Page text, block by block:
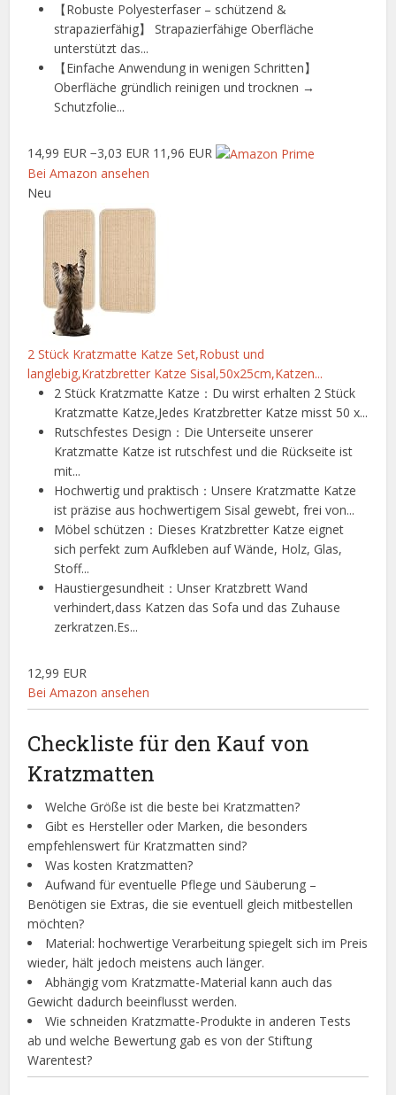
【Robuste Polyesterfaser – schützend &
strapazierfähig】 Strapazierfähige Oberfläche
unterstützt das...
【Einfache Anwendung in wenigen Schritten】
Oberfläche gründlich reinigen und trocknen →
Schutzfolie...
14,99 EUR −3,03 EUR 11,96 EUR
Bei Amazon ansehen
Neu
2 Stück Kratzmatte Katze Set,Robust und
langlebig,Kratzbretter Katze Sisal,50x25cm,Katzen...
2 Stück Kratzmatte Katze：Du wirst erhalten 2 Stück
Kratzmatte Katze,Jedes Kratzbretter Katze misst 50 x...
Rutschfestes Design：Die Unterseite unserer
Kratzmatte Katze ist rutschfest und die Rückseite ist
mit...
Hochwertig und praktisch：Unsere Kratzmatte Katze
ist präzise aus hochwertigem Sisal gewebt, frei von...
Möbel schützen：Dieses Kratzbretter Katze eignet
sich perfekt zum Aufkleben auf Wände, Holz, Glas,
Stoff...
Haustiergesundheit：Unser Kratzbrett Wand
verhindert,dass Katzen das Sofa und das Zuhause
zerkratzen.Es...
12,99 EUR
Bei Amazon ansehen
Checkliste für den Kauf von
Kratzmatten
Welche Größe ist die beste bei Kratzmatten?
Gibt es Hersteller oder Marken, die besonders
empfehlenswert für Kratzmatten sind?
Was kosten Kratzmatten?
Aufwand für eventuelle Pflege und Säuberung –
Benötigen sie Extras, die sie eventuell gleich mitbestellen
möchten?
Material: hochwertige Verarbeitung spiegelt sich im Preis
wieder, hält jedoch meistens auch länger.
Abhängig vom Kratzmatte-Material kann auch das
Gewicht dadurch beeinflusst werden.
Wie schneiden Kratzmatte-Produkte in anderen Tests
ab und welche Bewertung gab es von der Stiftung
Warentest?